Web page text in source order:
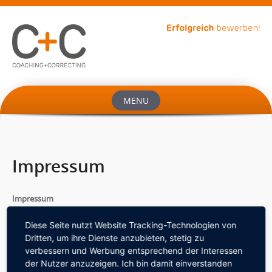
MENU
Impressum
Impressum
Dipl. Ing. Michael Mager
Coaching+Correcting
Neuhofstraße 36
64625 Bensheim
Diese Seite nutzt Website Tracking-Technologien von
Dritten, um ihre Dienste anzubieten, stetig zu
verbessern und Werbung entsprechend der Interessen
der Nutzer anzuzeigen. Ich bin damit einverstanden